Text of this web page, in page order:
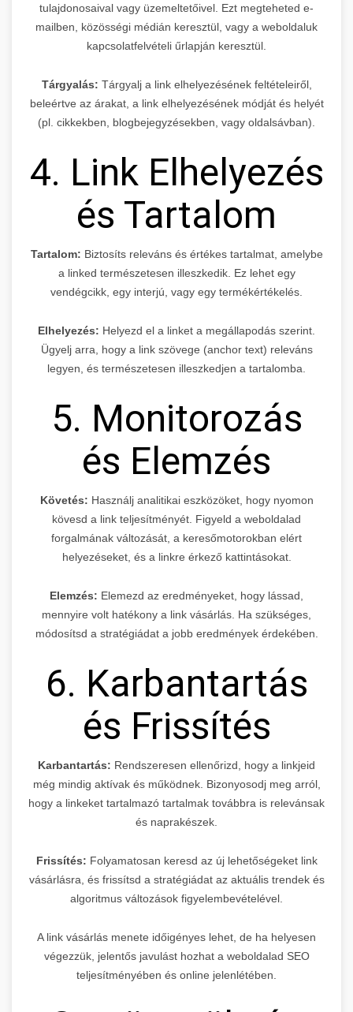
tulajdonosaival vagy üzemeltetőivel. Ezt megteheted e-
mailben, közösségi médián keresztül, vagy a weboldaluk
kapcsolatfelvételi űrlapján keresztül.
Tárgyalás: Tárgyalj a link elhelyezésének feltételeiről,
beleértve az árakat, a link elhelyezésének módját és helyét
(pl. cikkekben, blogbejegyzésekben, vagy oldalsávban).
4. Link Elhelyezés
és Tartalom
Tartalom: Biztosíts releváns és értékes tartalmat, amelybe
a linked természetesen illeszkedik. Ez lehet egy
vendégcikk, egy interjú, vagy egy termékértékelés.
Elhelyezés: Helyezd el a linket a megállapodás szerint.
Ügyelj arra, hogy a link szövege (anchor text) releváns
legyen, és természetesen illeszkedjen a tartalomba.
5. Monitorozás
és Elemzés
Követés: Használj analitikai eszközöket, hogy nyomon
kövesd a link teljesítményét. Figyeld a weboldalad
forgalmának változását, a keresőmotorokban elért
helyezéseket, és a linkre érkező kattintásokat.
Elemzés: Elemezd az eredményeket, hogy lássad,
mennyire volt hatékony a link vásárlás. Ha szükséges,
módosítsd a stratégiádat a jobb eredmények érdekében.
6. Karbantartás
és Frissítés
Karbantartás: Rendszeresen ellenőrizd, hogy a linkjeid
még mindig aktívak és működnek. Bizonyosodj meg arról,
hogy a linkeket tartalmazó tartalmak továbbra is relevánsak
és naprakészek.
Frissítés: Folyamatosan keresd az új lehetőségeket link
vásárlásra, és frissítsd a stratégiádat az aktuális trendek és
algoritmus változások figyelembevételével.
A link vásárlás menete időigényes lehet, de ha helyesen
végezzük, jelentős javulást hozhat a weboldalad SEO
teljesítményében és online jelenlétében.